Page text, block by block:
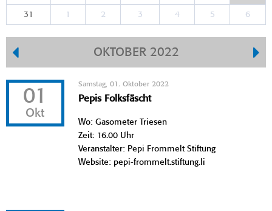
31 1 2 3 4 5 6
OKTOBER 2022
01
Okt
Samstag, 01. Oktober 2022
Pepis Folksfäscht
Wo: Gasometer Triesen
Zeit: 16.00 Uhr
Veranstalter: Pepi Frommelt Stiftung
Website: pepi-frommelt.stiftung.li